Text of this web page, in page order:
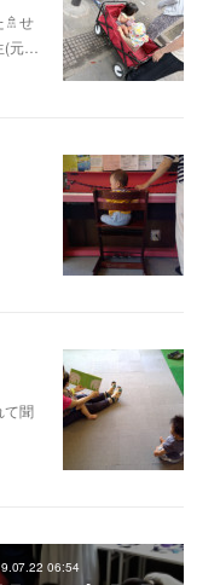
🚿せ
元…
て聞
06:54